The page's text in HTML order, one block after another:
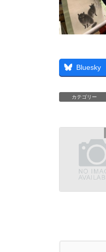
Bluesky
カテゴリー